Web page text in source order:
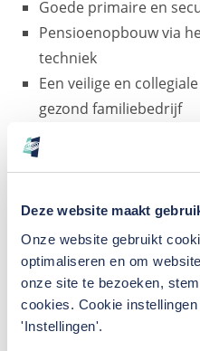
Deze website maakt
Onze website gebruikt
optimaliseren en om
onze site te bezoeken,
cookies. Cookie
'Instellingen'.
Goede primaire en
Pensioenopbouw via
techniek
Een veilige en
gezond familiebedrijf
Mogelijkheden voor
ontwikkeling (door
Meer weten?
Ben je geïnteresseerd en
vacature? Neem dan
Timmer – de Groot,